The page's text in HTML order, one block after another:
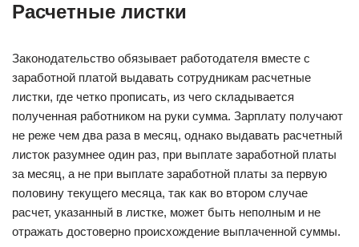
Расчетные листки
Законодательство обязывает работодателя вместе с
заработной платой выдавать сотрудникам расчетные
листки, где четко прописать, из чего складывается
полученная работником на руки сумма. Зарплату получают
не реже чем два раза в месяц, однако выдавать расчетный
листок разумнее один раз, при выплате заработной платы
за месяц, а не при выплате заработной платы за первую
половину текущего месяца, так как во втором случае
расчет, указанный в листке, может быть неполным и не
отражать достоверно происхождение выплаченной суммы.